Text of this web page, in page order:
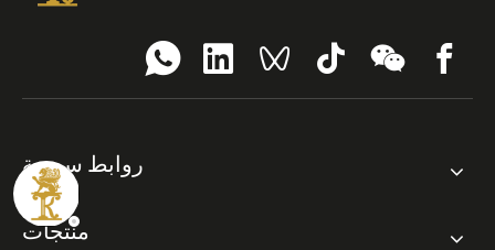
روابط سريعة
منتجات